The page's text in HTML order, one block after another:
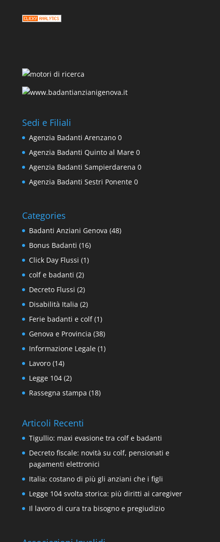
Sedi e Filiali
Agenzia Badanti Arenzano0
Agenzia Badanti Quinto al Mare0
Agenzia Badanti Sampierdarena 0
Agenzia Badanti Sestri Ponente0
Categories
Badanti Anziani Genova (48)
Bonus Badanti (16)
Click Day Flussi (1)
colf e badanti (2)
Decreto Flussi (2)
Disabilità Italia (2)
Ferie badanti e colf(1)
Genova e Provincia (38)
Informazione Legale(1)
Lavoro(14)
Legge 104(2)
Rassegna stampa (18)
Articoli Recenti
Tigullio: maxi evasione tra colf e badanti
Decreto fiscale: novità su colf, pensionati e
pagamenti elettronici
Italia: costano di più gli anziani che i figli
Legge 104 svolta storica: più diritti ai caregiver
Il lavoro di cura tra bisogno e pregiudizio